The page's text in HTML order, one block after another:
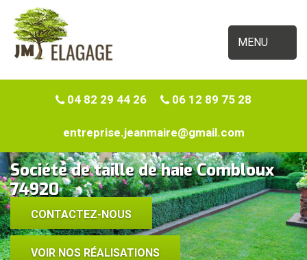
MENU
04 82 29 44 26 06 12 89 75 28
entreprise.jeanmaire@gmail.com
Société de taille de haie Combloux
74920
CONTACTEZ-NOUS
VOIR NOS RÉALISATIONS